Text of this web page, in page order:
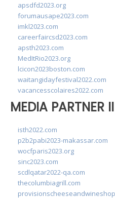
apsdfd2023.org
forumausape2023.com
imkl2023.com
careerfaircsd2023.com
apsth2023.com
MedItRio2023.org
lcicon2023boston.com
waitangidayfestival2022.com
vacancesscolaires2022.com
MEDIA PARTNER II
isth2022.com
p2b2pabi2023-makassar.com
wocfparis2023.org
sinc2023.com
scdlqatar2022-qa.com
thecolumbiagrill.com